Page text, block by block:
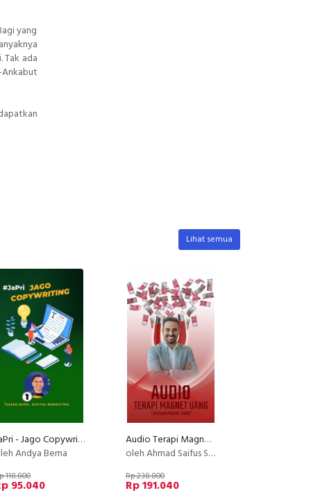
yang
Tak ada
Ankabut
Lihat semua
JaPri - Jago Copywriting
Andya Berna
118.800
95.040
Audio Terapi Magnet Uang
oleh Ahmad Saifus Salam
Rp 238.800
Rp 191.040